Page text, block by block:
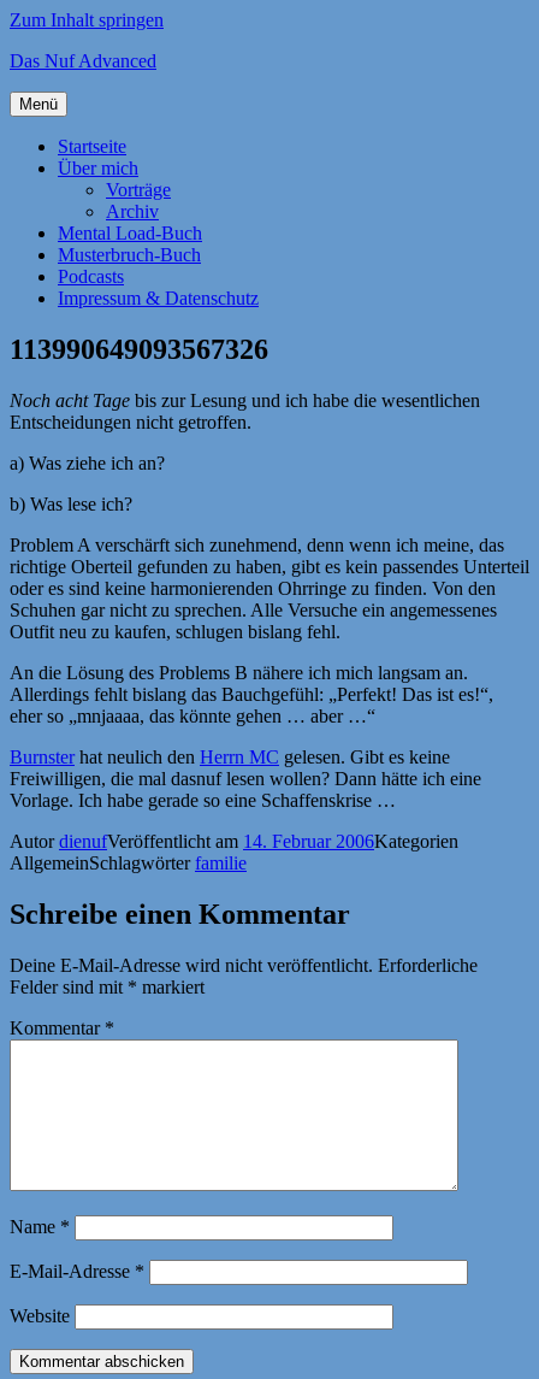
Zum Inhalt springen
Das Nuf Advanced
Menü
Startseite
Über mich
Vorträge
Archiv
Mental Load-Buch
Musterbruch-Buch
Podcasts
Impressum & Datenschutz
113990649093567326
Noch acht Tage bis zur Lesung und ich habe die wesentlichen
Entscheidungen nicht getroffen.
a) Was ziehe ich an?
b) Was lese ich?
Problem A verschärft sich zunehmend, denn wenn ich meine, das
richtige Oberteil gefunden zu haben, gibt es kein passendes Unterteil
oder es sind keine harmonierenden Ohrringe zu finden. Von den
Schuhen gar nicht zu sprechen. Alle Versuche ein angemessenes
Outfit neu zu kaufen, schlugen bislang fehl.
An die Lösung des Problems B nähere ich mich langsam an.
Allerdings fehlt bislang das Bauchgefühl: „Perfekt! Das ist es!“,
eher so „mnjaaaa, das könnte gehen … aber …“
Burnsterhat neulich den Herrn MC gelesen. Gibt es keine
Freiwilligen, die mal dasnuf lesen wollen? Dann hätte ich eine
Vorlage. Ich habe gerade so eine Schaffenskrise …
AutordienufVeröffentlicht am 14. Februar 2006Kategorien
AllgemeinSchlagwörterfamilie
Schreibe einen Kommentar
Deine E-Mail-Adresse wird nicht veröffentlicht. Erforderliche
Felder sind mit * markiert
Kommentar *
Name *
E-Mail-Adresse *
Website